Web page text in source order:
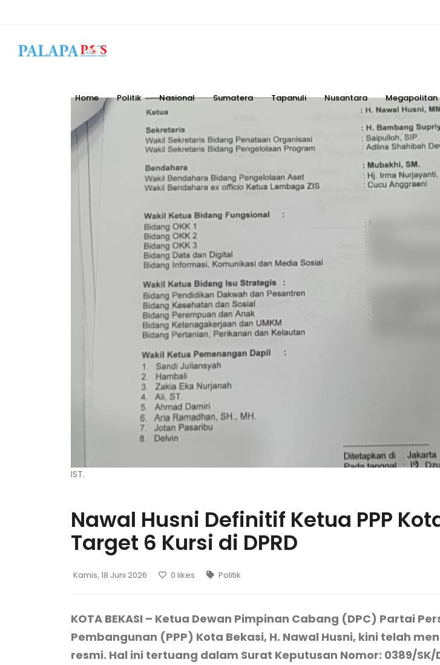
Home Politik Nasional Sumatera Tapanuli Nusantara Megapolitan
IST.
Nawal Husni Definitif Ketua PPP
Target 6 Kursi di DPRD
Kamis, 18 Juni 2026 0 likes Politik
KOTA BEKASI – Ketua Dewan Pimpinan Cabang (DPC) Partai
Pembangunan (PPP) Kota Bekasi, H. Nawal Husni, kini telah
resmi. Hal ini tertuang dalam Surat Keputusan Nomor: 0389/SK/